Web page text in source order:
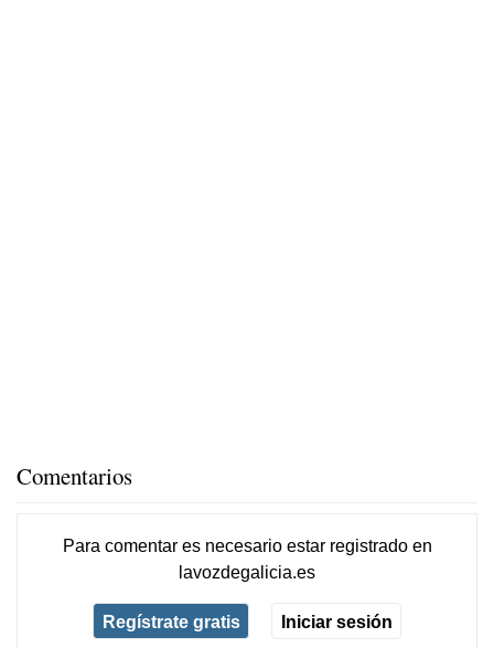
Comentarios
Para comentar es necesario estar registradoen
lavozdegalicia.es
Regístrate gratis Iniciar sesión